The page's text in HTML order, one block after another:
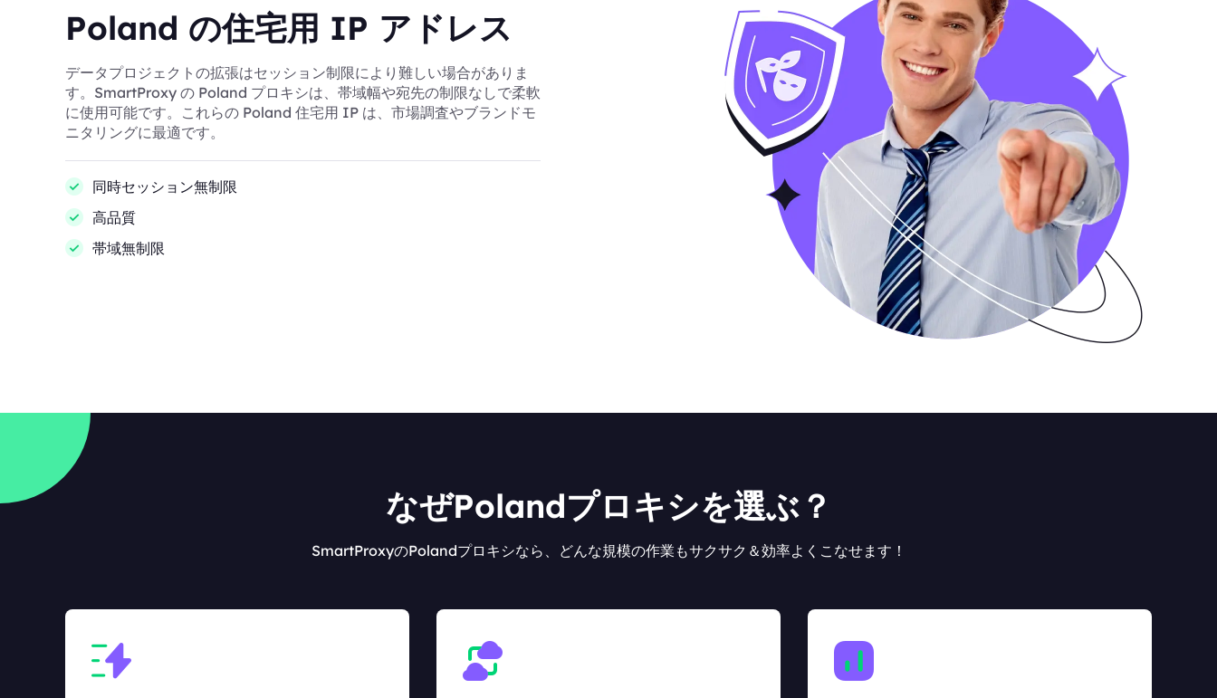
Poland の住宅用 IP アドレス
データプロジェクトの拡張はセッション制限により難しい場合がありま
す。SmartProxy の Poland プロキシは、帯域幅や宛先の制限なしで柔軟
に使用可能です。これらの Poland 住宅用 IP は、市場調査やブランドモ
ニタリングに最適です。
同時セッション無制限
高品質
帯域無制限
なぜPolandプロキシを選ぶ？
SmartProxyのPolandプロキシなら、どんな規模の作業もサクサク＆効率よくこなせます！